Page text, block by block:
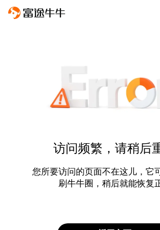
访问频繁，请稍后
您所要访问的页面不在这儿，它
刷牛牛圈，稍后就能恢复